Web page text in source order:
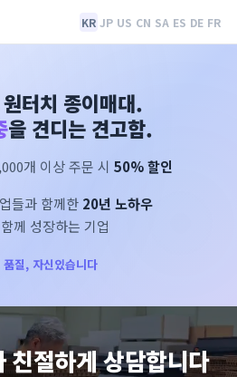
KR JP US CN SA ES DE FR
원터치 종이매대.
을 견디는 견고함.
개 이상 주문 시 50% 할인
들과 함께한 20년 노하우
께 성장하는 기업
품질, 자신있습니다
친절하게 상담합니다